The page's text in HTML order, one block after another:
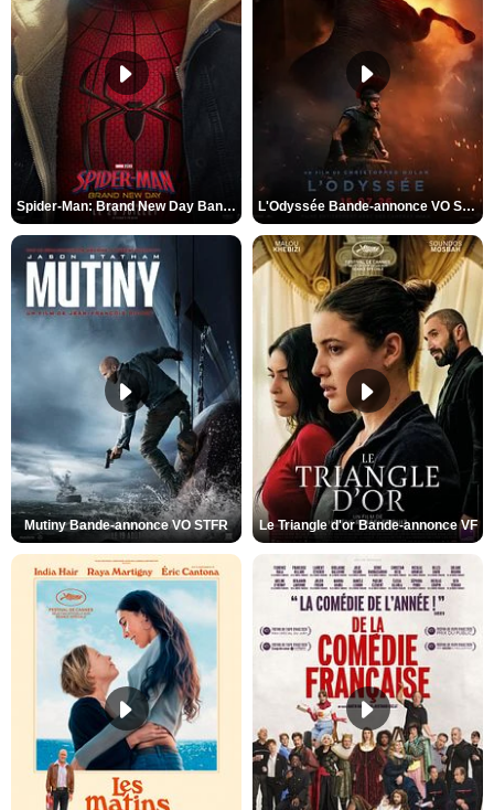
Spider-Man: Brand New Day Bande-annonce VO STFR L'Odyssée Bande-annonce VO STFR
Mutiny Bande-annonce VO STFR Le Triangle d'or Bande-annonce VF